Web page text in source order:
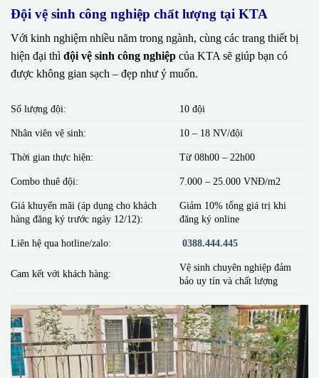
Đội vệ sinh công nghiệp chất lượng tại KTA
Với kinh nghiệm nhiều năm trong ngành, cùng các trang thiết bị
hiện đại thì đội vệ sinh công nghiệp của KTA sẽ giúp bạn có
được không gian sạch – đẹp như ý muốn.
Số lượng đội: 10 đội
Nhân viên vệ sinh: 10 – 18 NV/đội
Thời gian thực hiện: Từ 08h00 – 22h00
Combo thuê đội: 7.000 – 25.000 VNĐ/m2
Giá khuyến mãi (áp dụng cho khách
hàng đăng ký trước ngày 12/12):
Giảm 10% tổng giá trị khi
đăng ký online
Liên hệ qua hotline/zalo: 0388.444.445
Cam kết với khách hàng:
Vệ sinh chuyên nghiệp đảm
bảo uy tín và chất lượng